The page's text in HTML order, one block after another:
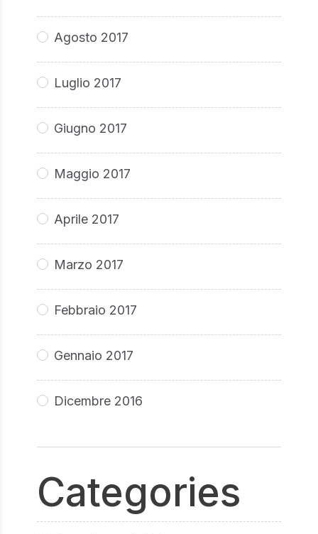
Agosto 2017
Luglio 2017
Giugno 2017
Maggio 2017
Aprile 2017
Marzo 2017
Febbraio 2017
Gennaio 2017
Dicembre 2016
Categories